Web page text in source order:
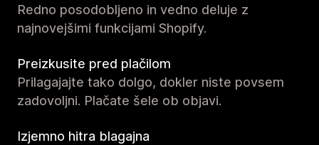
Redno posodobljeno in vedno deluje z
najnovejšimi funkcijami Shopify.
Preizkusite pred plačilom
Prilagajajte tako dolgo, dokler niste povsem
zadovoljni. Plačate šele ob objavi.
Izjemno hitra blagajna